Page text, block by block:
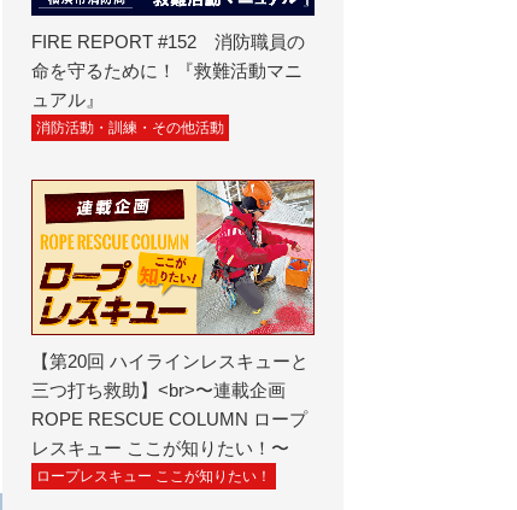
FIRE REPORT #152 消防職員の
命を守るために！『救難活動マニ
ュアル』
消防活動・訓練・その他活動
【第20回 ハイラインレスキューと
三つ打ち救助】<br>〜連載企画
ROPE RESCUE COLUMN ロープ
レスキュー ここが知りたい！〜
ロープレスキュー ここが知りたい！